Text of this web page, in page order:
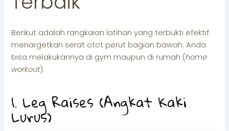
Berikut adalah rangkaian latihan yang terbukti efektif
menargetkan serat otot perut bagian bawah. Anda
bisa melakukannya di gym maupun di rumah (home
workout).
1. Leg Raises (Angkat Kaki
Lurus)